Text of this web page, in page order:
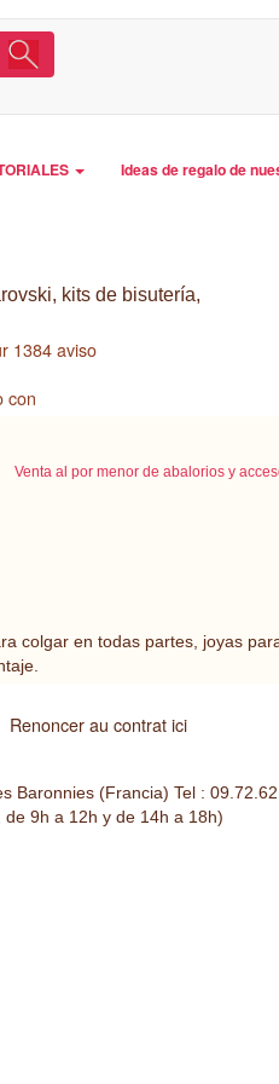
Ideas de regalo de
kits de bisutería,
1384 aviso
con
Venta al por menor de abalorios y
en todas partes, joyas
Renoncer au contrat ici
Baronnies (Francia) Tel :
9h a 12h y de 14h a 18h)